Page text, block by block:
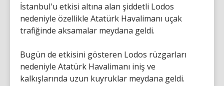
İstanbul'u etkisi altına alan şiddetli Lodos
nedeniyle özellikle Atatürk Havalimanı uçak
trafiğinde aksamalar meydana geldi.
Bugün de etkisini gösteren Lodos rüzgarları
nedeniyle Atatürk Havalimanı iniş ve
kalkışlarında uzun kuyruklar meydana geldi.